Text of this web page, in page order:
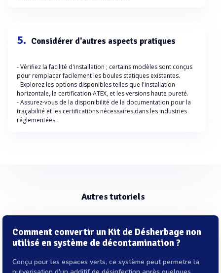
5. Considérer d'autres aspects pratiques
- Vérifiez la facilité d'installation ; certains modèles sont conçus
pour remplacer facilement les boules statiques existantes.
- Explorez les options disponibles telles que l'installation
horizontale, la certification ATEX, et les versions haute pureté.
- Assurez-vous de la disponibilité de la documentation pour la
traçabilité et les certifications nécessaires dans les industries
réglementées.
Autres tutoriels
Comment convertir un Kit de Désherbage non
utilisé en système de décontamination ?
Conçu pour les espaces verts, ce système peut permetre la